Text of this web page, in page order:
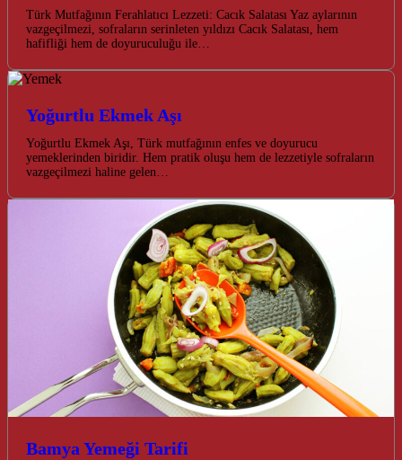
Türk Mutfağının Ferahlatıcı Lezzeti: Cacık Salatası Yaz aylarının
vazgeçilmezi, sofraların serinleten yıldızı Cacık Salatası, hem
hafifliği hem de doyuruculuğu ile…
Yoğurtlu Ekmek Aşı
Yoğurtlu Ekmek Aşı, Türk mutfağının enfes ve doyurucu
yemeklerinden biridir. Hem pratik oluşu hem de lezzetiyle sofraların
vazgeçilmezi haline gelen…
Bamya Yemeği Tarifi